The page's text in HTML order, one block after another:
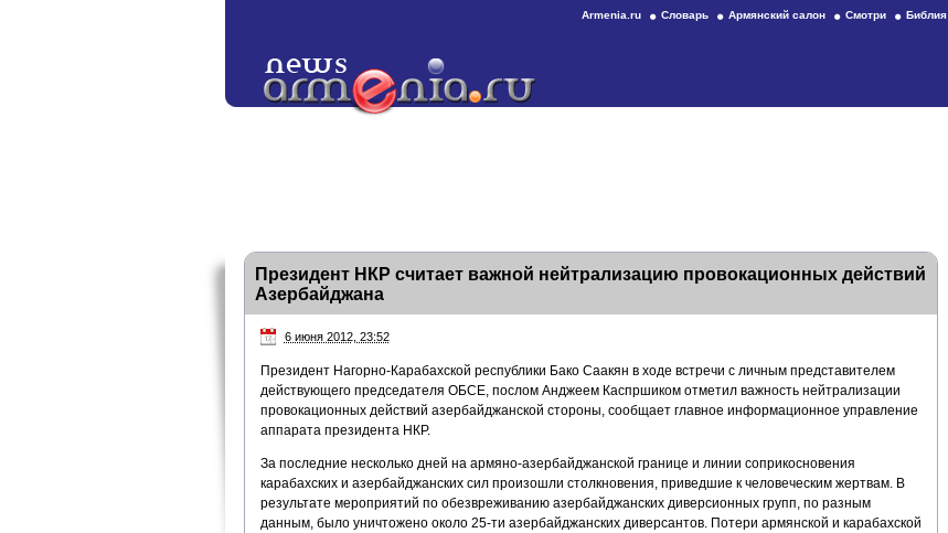
Armenia.ru Словарь Армянский салон Смотри Библия
Президент НКР считает важной нейтрализацию провокационных действий
Азербайджана
6 июня 2012, 23:52
Президент Нагорно-Карабахской республики Бако Саакян в ходе встречи с личным представителем
действующего председателя ОБСЕ, послом Анджеем Каспршиком отметил важность нейтрализации
провокационных действий азербайджанской стороны, сообщает главное информационное управление
аппарата президента НКР.
За последние несколько дней на армяно-азербайджанской границе и линии соприкосновения
карабахских и азербайджанских сил произошли столкновения, приведшие к человеческим жертвам. В
результате мероприятий по обезвреживанию азербайджанских диверсионных групп, по разным
данным, было уничтожено около 25-ти азербайджанских диверсантов. Потери армянской и карабахской